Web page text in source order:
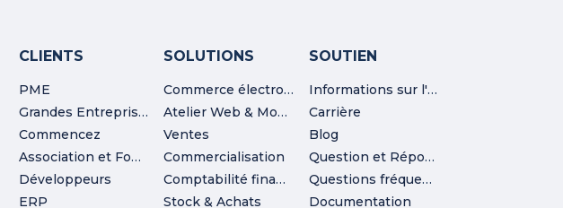
CLIENTS
PME
Grandes Entreprises
Commencez
Association et Fondation
Développeurs
ERP
SOLUTIONS
Commerce électronique
Atelier Web & Mobile
Ventes
Commercialisation
Comptabilité financière
Stock & Achats
SOUTIEN
Informations sur l'entreprise
Carrière
Blog
Question et Réponse
Questions fréquemment posées
Documentation